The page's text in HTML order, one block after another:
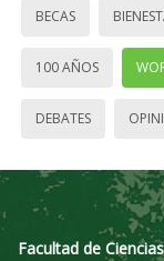
BECAS
100 AÑOS
DEBATES
Facultad de